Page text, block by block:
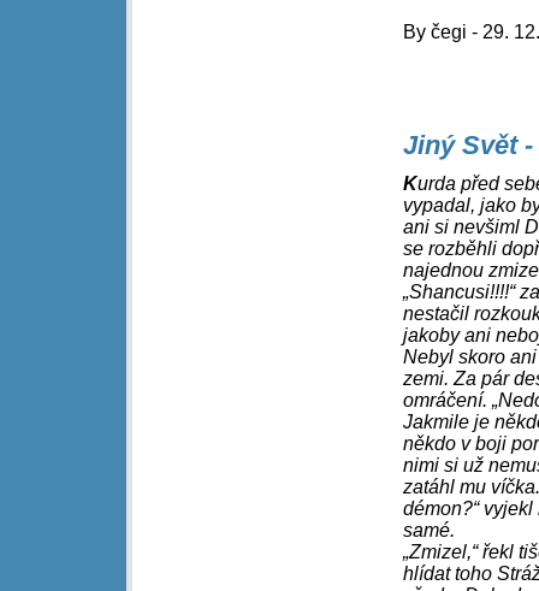
By čegi - 29.
Jiný Svět
Kurda před
vypadal, jako
ani si nevšiml
se rozběhli
najednou
„Shancusi!!!!“
nestačil
jakoby ani
Nebyl skoro
zemi. Za pár
omráčení.
Jakmile je
někdo v boji
nimi si už
zatáhl mu
démon?“
samé.
„Zmizel,“ řekl
hlídat toho